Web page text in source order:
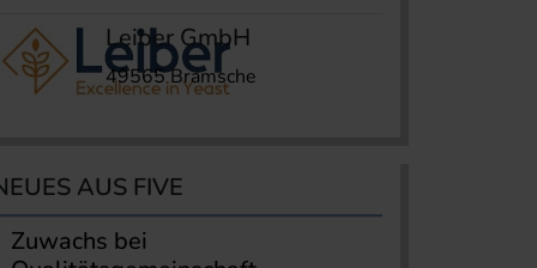
Leiber GmbH
49565 Bramsche
AUS FIVE
Zuwachs bei